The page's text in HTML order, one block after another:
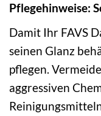
Pflegehinweise:
Damit Ihr FAVS
seinen Glanz
pflegen.
aggressiven